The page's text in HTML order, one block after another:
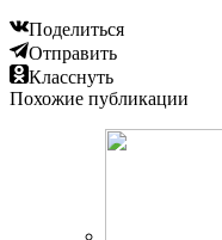
Поделиться
Отправить
Класснуть
Похожие публикации